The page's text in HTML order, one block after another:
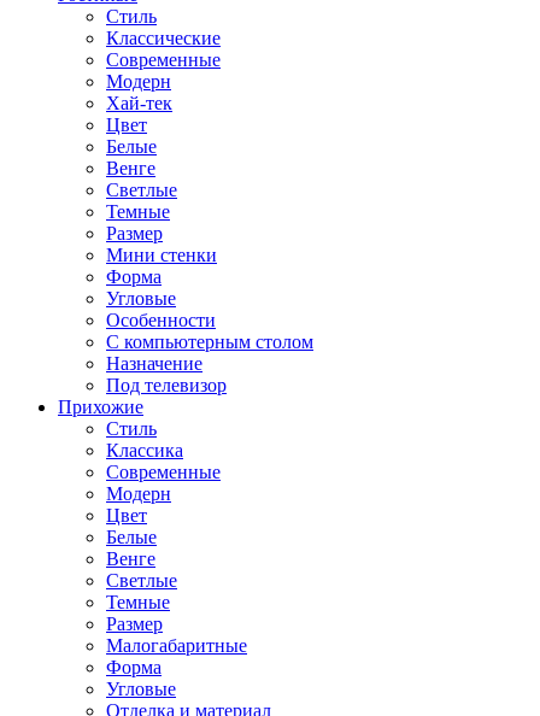
Стиль
Классические
Современные
Модерн
Хай-тек
Цвет
Белые
Венге
Светлые
Темные
Размер
Мини стенки
Форма
Угловые
Особенности
С компьютерным столом
Назначение
Под телевизор
Прихожие
Стиль
Классика
Современные
Модерн
Цвет
Белые
Венге
Светлые
Темные
Размер
Малогабаритные
Форма
Угловые
Отделка и материал